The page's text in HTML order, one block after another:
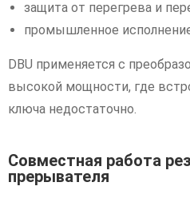
защита от перегрева и
промышленное
DBU применяется с
высокой мощности, где
ключа недостаточно.
Совместная работа
прерывателя